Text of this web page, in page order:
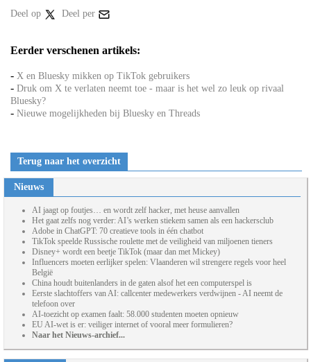
Deel op Deel per
Eerder verschenen artikels:
- X en Bluesky mikken op TikTok gebruikers
- Druk om X te verlaten neemt toe - maar is het wel zo leuk op rivaal
Bluesky?
- Nieuwe mogelijkheden bij Bluesky en Threads
Terug naar het overzicht
Nieuws
AI jaagt op foutjes… en wordt zelf hacker, met heuse aanvallen
Het gaat zelfs nog verder: AI’s werken stiekem samen als een hackersclub
Adobe in ChatGPT: 70 creatieve tools in één chatbot
TikTok speelde Russische roulette met de veiligheid van miljoenen tieners
Disney+ wordt een beetje TikTok (maar dan met Mickey)
Influencers moeten eerlijker spelen: Vlaanderen wil strengere regels voor heel
België
China houdt buitenlanders in de gaten alsof het een computerspel is
Eerste slachtoffers van AI: callcenter medewerkers verdwijnen - AI neemt de
telefoon over
AI-toezicht op examen faalt: 58.000 studenten moeten opnieuw
EU AI-wet is er: veiliger internet of vooral meer formulieren?
Naar het Nieuws-archief...